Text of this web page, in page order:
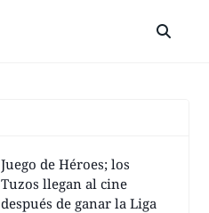
Juego de Héroes; los
Tuzos llegan al cine
después de ganar la Liga